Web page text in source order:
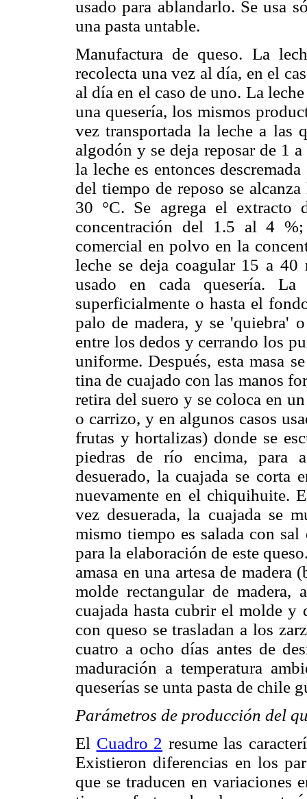
usado para ablandarlo. Se usa
una pasta untable.
Manufactura de queso. La
recolecta una vez al día, en el
al día en el caso de uno. La
una quesería, los mismos
vez transportada la leche a las
algodón y se deja reposar de 1
la leche es entonces
del tiempo de reposo se
30 °C. Se agrega el extracto
concentración del 1.5 al 4
comercial en polvo en la
leche se deja coagular 15 a
usado en cada quesería.
superficialmente o hasta el
palo de madera, y se 'quiebra'
entre los dedos y cerrando los
uniforme. Después, esta masa
tina de cuajado con las manos
retira del suero y se coloca en
o carrizo, y en algunos casos
frutas y hortalizas) donde se
piedras de río encima, para
desuerado, la cuajada se corta
nuevamente en el chiquihuite.
vez desuerada, la cuajada se
mismo tiempo es salada con
para la elaboración de este
amasa en una artesa de
molde rectangular de madera,
cuajada hasta cubrir el molde y
con queso se trasladan a los
cuatro a ocho días antes de
maduración a temperatura
queserías se unta pasta de chile
Parámetros de producción del
El Cuadro 2 resume las
Existieron diferencias en los
que se traducen en variaciones